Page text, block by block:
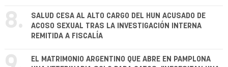
8.
SALUD CESA AL ALTO CARGO DEL HUN ACUSADO DE
ACOSO SEXUAL TRAS LA INVESTIGACIÓN INTERNA
REMITIDA A FISCALÍA
EL MATRIMONIO ARGENTINO QUE ABRE EN PAMPLONA